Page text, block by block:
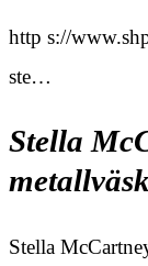
http s://
ste…
Stella
Stella